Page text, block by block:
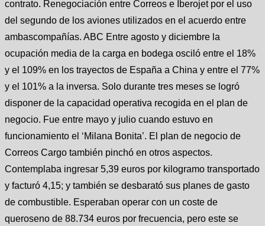
contrato. Renegociación entre Correos e Iberojet por el uso
del segundo de los aviones utilizados en el acuerdo entre
ambascompañías. ABC Entre agosto y diciembre la
ocupación media de la carga en bodega osciló entre el 18%
y el 109% en los trayectos de España a China y entre el 77%
y el 101% a la inversa. Solo durante tres meses se logró
disponer de la capacidad operativa recogida en el plan de
negocio. Fue entre mayo y julio cuando estuvo en
funcionamiento el ‘Milana Bonita’. El plan de negocio de
Correos Cargo también pinchó en otros aspectos.
Contemplaba ingresar 5,39 euros por kilogramo transportado
y facturó 4,15; y también se desbarató sus planes de gasto
de combustible. Esperaban operar con un coste de
queroseno de 88.734 euros por frecuencia, pero este se